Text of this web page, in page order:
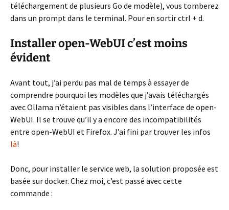
téléchargement de plusieurs Go de modèle), vous tomberez
dans un prompt dans le terminal. Pour en sortir ctrl + d.
Installer open-WebUI c’est moins
évident
Avant tout, j’ai perdu pas mal de temps à essayer de
comprendre pourquoi les modèles que j’avais téléchargés
avec Ollama n’étaient pas visibles dans l’interface de open-
WebUI. Il se trouve qu’il y a encore des incompatibilités
entre open-WebUI et Firefox. J’ai fini par trouver les infos
là!
Donc, pour installer le service web, la solution proposée est
basée sur docker. Chez moi, c’est passé avec cette
commande :